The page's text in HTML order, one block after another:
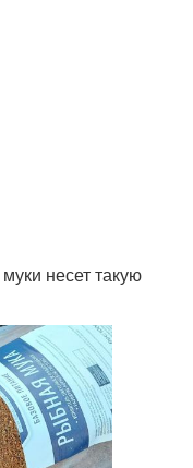
несет такую